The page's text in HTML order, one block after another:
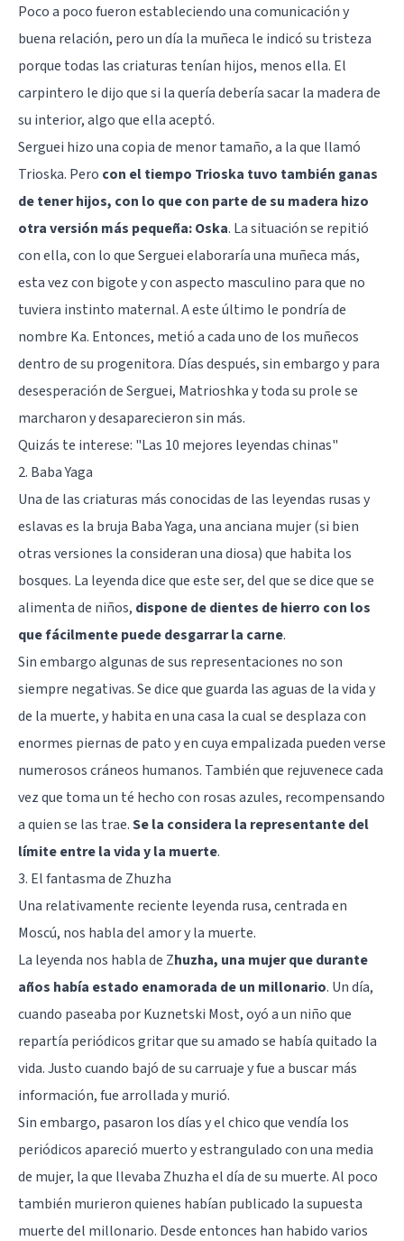
Poco a poco fueron estableciendo una comunicación y
buena relación, pero un día la muñeca le indicó su tristeza
porque todas las criaturas tenían hijos, menos ella. El
carpintero le dijo que si la quería debería sacar la madera de
su interior, algo que ella aceptó.
Serguei hizo una copia de menor tamaño, a la que llamó
Trioska. Pero con el tiempo Trioska tuvo también ganas
de tener hijos, con lo que con parte de su madera hizo
otra versión más pequeña: Oska. La situación se repitió
con ella, con lo que Serguei elaboraría una muñeca más,
esta vez con bigote y con aspecto masculino para que no
tuviera instinto maternal. A este último le pondría de
nombre Ka. Entonces, metió a cada uno de los muñecos
dentro de su progenitora. Días después, sin embargo y para
desesperación de Serguei, Matrioshka y toda su prole se
marcharon y desaparecieron sin más.
Quizás te interese: "Las 10 mejores leyendas chinas"
2. Baba Yaga
Una de las criaturas más conocidas de las leyendas rusas y
eslavas es la bruja Baba Yaga, una anciana mujer (si bien
otras versiones la consideran una diosa) que habita los
bosques. La leyenda dice que este ser, del que se dice que se
alimenta de niños, dispone de dientes de hierro con los
que fácilmente puede desgarrar la carne.
Sin embargo algunas de sus representaciones no son
siempre negativas. Se dice que guarda las aguas de la vida y
de la muerte, y habita en una casa la cual se desplaza con
enormes piernas de pato y en cuya empalizada pueden verse
numerosos cráneos humanos. También que rejuvenece cada
vez que toma un té hecho con rosas azules, recompensando
a quien se las trae.Se la considera la representante del
límite entre la vida y la muerte.
3. El fantasma de Zhuzha
Una relativamente reciente leyenda rusa, centrada en
Moscú, nos habla del amor y la muerte.
La leyenda nos habla de Zhuzha, una mujer que durante
años había estado enamorada de un millonario. Un día,
cuando paseaba por Kuznetski Most, oyó a un niño que
repartía periódicos gritar que su amado se había quitado la
vida. Justo cuando bajó de su carruaje y fue a buscar más
información, fue arrollada y murió.
Sin embargo, pasaron los días y el chico que vendía los
periódicos apareció muerto y estrangulado con una media
de mujer, la que llevaba Zhuzha el día de su muerte. Al poco
también murieron quienes habían publicado la supuesta
muerte del millonario. Desde entonces han habido varios